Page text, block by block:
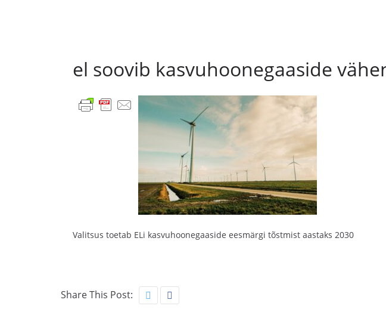
el soovib kasvuhoonegaaside
Valitsus toetab ELi kasvuhoonegaaside eesmärgi tõstmist aastaks 2030
Share This Post: